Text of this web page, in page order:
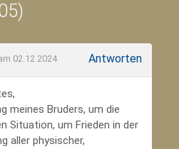
02.12.2024 Antworten
meines Bruders, um die
Situation, um Frieden in der
aller physischer,